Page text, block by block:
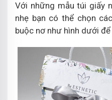
Với những mẫu túi giấy
nhẹ bạn có thể chọn
buộc nơ như hình dưới